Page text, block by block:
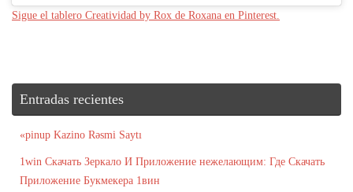
Sigue el tablero Creatividad by Rox de Roxana en Pinterest.
Entradas recientes
«pinup Kazino Rəsmi Saytı
1win Скачать Зеркало И Приложение нежелающим: Где Скачать
Приложение Букмекера 1вин